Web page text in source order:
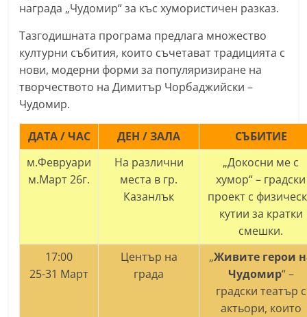
С
а
р
а
а
г
о
р
z
награда „Чудомир“ за къс хумористичен разказ.
Тазгодишната програма предлага множество
културни събития, които съчетават традицията с
нови, модерни форми за популяризиране на
творчеството на Димитър Чорбаджийски –
Чудомир.
ДАТА / ЧАС ДЕН / ЗАЛА
СЪБИТИЕ
м.Февруари
м.Март 26г.
На различни
места в гр.
Казанлък
„Докосни ме с
хумор“ – градски
проект с
кутии за кратки
смешки.
17:00
25-31 Март
Център на
града
„Живите герои
Чудомир“ –
градски театър с
актьори, които